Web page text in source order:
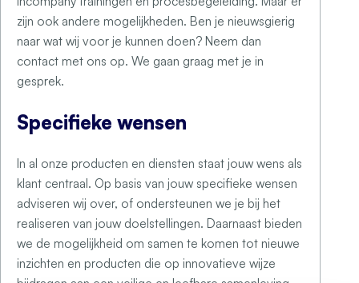
zijn ook andere mogelijkheden. Ben je nieuwsgierig
naar wat wij voor je kunnen doen? Neem dan
contact met ons op. We gaan graag met je in
gesprek.
Specifieke wensen
In al onze producten en diensten staat jouw wens als
klant centraal. Op basis van jouw specifieke wensen
adviseren wij over, of ondersteunen we je bij het
realiseren van jouw doelstellingen. Daarnaast bieden
we de mogelijkheid om samen te komen tot nieuwe
inzichten en producten die op innovatieve wijze